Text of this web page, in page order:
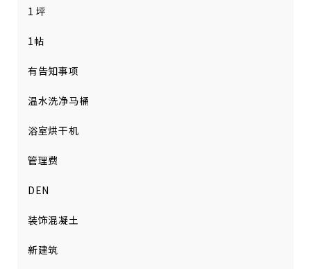
1 坪
1帖
有告知事项
温水洗净马桶
浴室烘干机
管理费
DEN
装饰混凝土
新建筑